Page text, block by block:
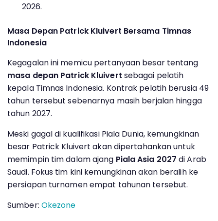
2026.
Masa Depan Patrick Kluivert Bersama Timnas
Indonesia
Kegagalan ini memicu pertanyaan besar tentang
masa depan Patrick Kluivert sebagai pelatih
kepala Timnas Indonesia. Kontrak pelatih berusia 49
tahun tersebut sebenarnya masih berjalan hingga
tahun 2027.
Meski gagal di kualifikasi Piala Dunia, kemungkinan
besar Patrick Kluivert akan dipertahankan untuk
memimpin tim dalam ajang Piala Asia 2027 di Arab
Saudi. Fokus tim kini kemungkinan akan beralih ke
persiapan turnamen empat tahunan tersebut.
Sumber: Okezone